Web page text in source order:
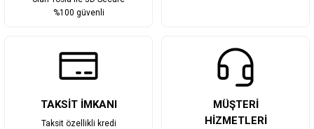
%100 güvenli
TAKSİT İMKANI
Taksit özellikli kredi
MÜŞTERİ
HİZMETLERİ